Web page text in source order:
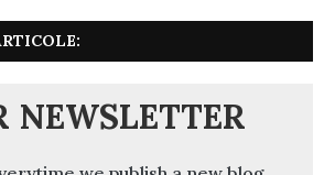
NEWSLETTER